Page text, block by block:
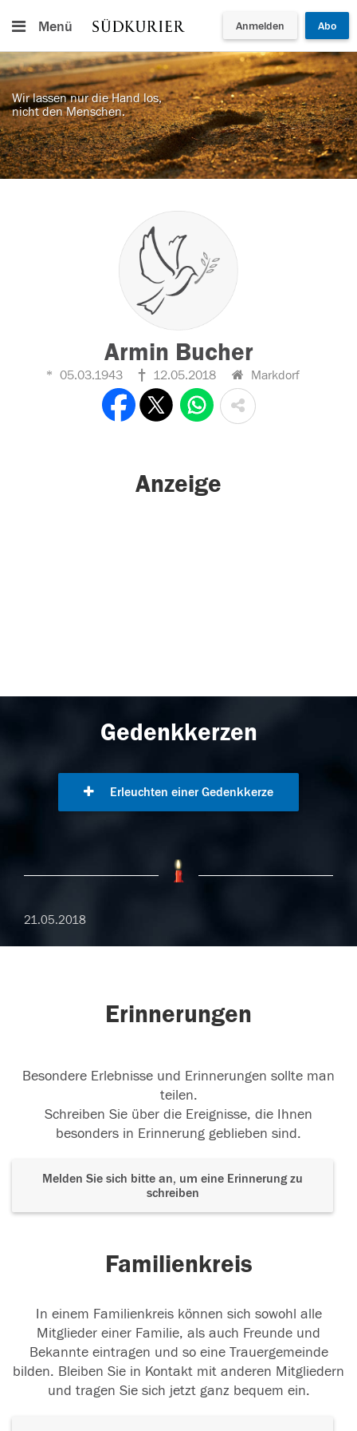
Menü Anmelden Abo
Wir lassen nur die Hand los,
nicht den Menschen.
Armin Bucher
05.03.1943 12.05.2018 Markdorf
Anzeige
Gedenkkerzen
Erleuchten einer Gedenkkerze
21.05.2018
Erinnerungen
Besondere Erlebnisse und Erinnerungen sollte man
teilen.
Schreiben Sie über die Ereignisse, die Ihnen
besonders in Erinnerung geblieben sind.
Melden Sie sich bitte an, um eine Erinnerung zu
schreiben
Familienkreis
In einem Familienkreis können sich sowohl alle
Mitglieder einer Familie, als auch Freunde und
Bekannte eintragen und so eine Trauergemeinde
bilden. Bleiben Sie in Kontakt mit anderen Mitgliedern
und tragen Sie sich jetzt ganz bequem ein.